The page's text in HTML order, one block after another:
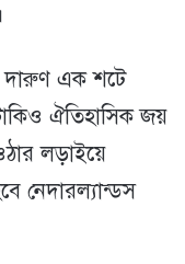
দারুণ এক শটে
ঐতিহাসিক জয়
লড়াইয়ে
নেদারল্যান্ডস